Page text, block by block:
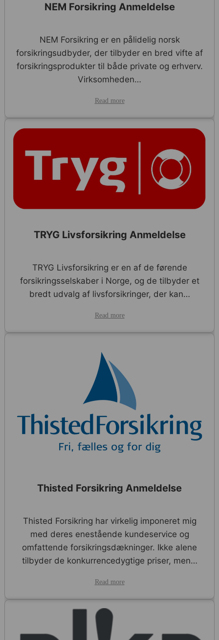
NEM Forsikring Anmeldelse
NEM Forsikring er en pålidelig norsk
forsikringsudbyder, der tilbyder en bred vifte af
forsikringsprodukter til både private og erhverv.
Virksomheden…
Read more
TRYG Livsforsikring Anmeldelse
TRYG Livsforsikring er en af de førende
forsikringsselskaber i Norge, og de tilbyder et
bredt udvalg af livsforsikringer, der kan…
Read more
Thisted Forsikring Anmeldelse
Thisted Forsikring har virkelig imponeret mig
med deres enestående kundeservice og
omfattende forsikringsdækninger. Ikke alene
tilbyder de konkurrencedygtige priser, men…
Read more